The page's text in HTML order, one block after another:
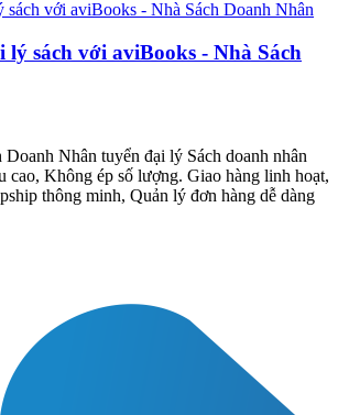
sách với aviBooks - Nhà Sách
Nhân tuyển đại lý Sách doanh nhân
cao, Không ép số lượng. Giao hàng linh hoạt,
thông minh, Quản lý đơn hàng dễ dàng